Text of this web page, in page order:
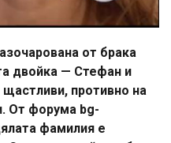
от брака
двойка — Стефан и
противно на
От форума bg-
фамилия е